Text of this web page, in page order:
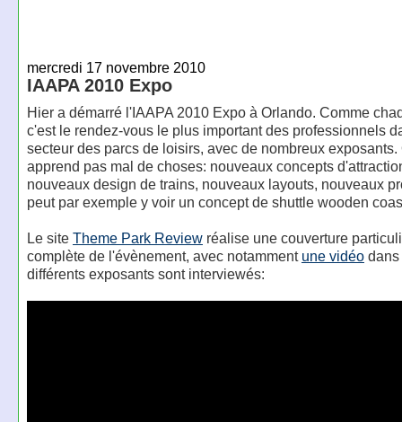
mercredi 17 novembre 2010
IAAPA 2010 Expo
Hier a démarré l'IAAPA 2010 Expo à Orlando. Comme
c'est le rendez-vous le plus important des professionnels
secteur des parcs de loisirs, avec de nombreux exposants.
apprend pas mal de choses: nouveaux concepts
nouveaux design de trains, nouveaux layouts, nouveaux
peut par exemple y voir un concept de shuttle wooden
Le site Theme Park Reviewréalise une couverture
complète de l'évènement, avec notamment une vidéodans
différents exposants sont interviewés: